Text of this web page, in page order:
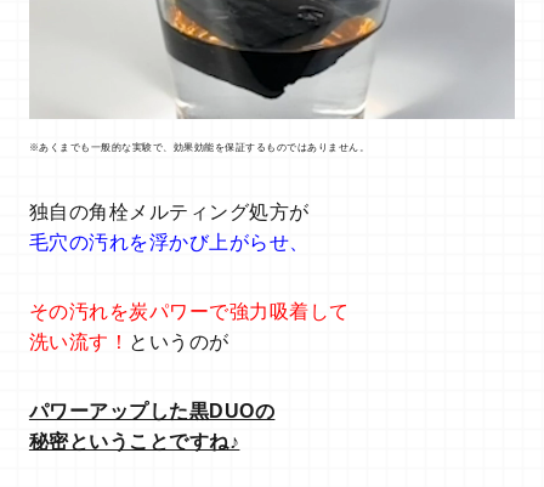
※あくまでも一般的な実験で、効果効能を保証するものではありません。
独自の角栓メルティング処方が
毛穴の汚れを浮かび上がらせ、
その汚れを炭パワーで強力吸着して
洗い流す！ というのが
パワーアップした黒DUOの
秘密ということですね♪